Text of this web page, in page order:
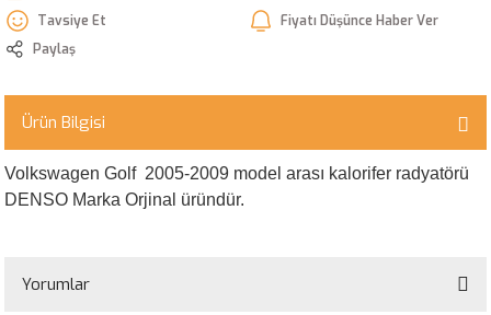
Tavsiye Et
Fiyatı Düşünce Haber Ver
Paylaş
Ürün Bilgisi
Volkswagen Golf 2005-2009 model arası kalorifer radyatörü
DENSO Marka Orjinal üründür.
Yorumlar